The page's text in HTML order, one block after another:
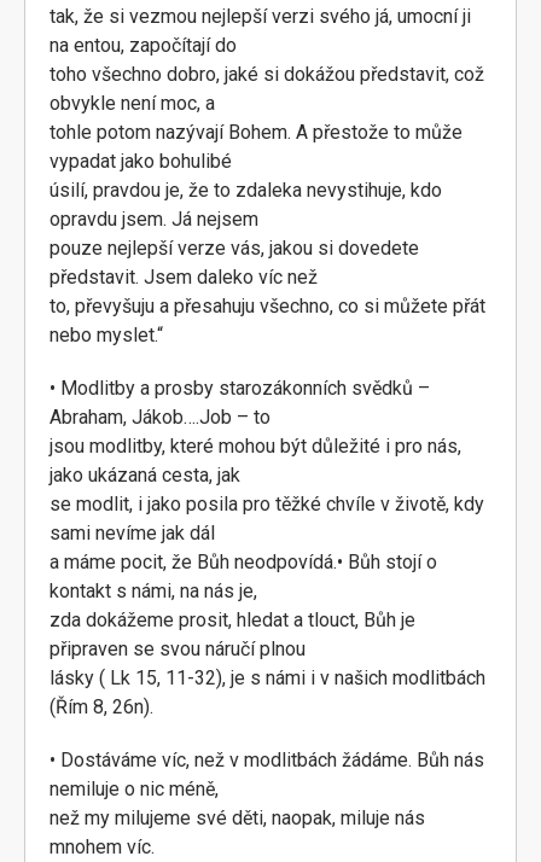
tak, že si vezmou nejlepší verzi svého já, umocní ji
na entou, započítají do
toho všechno dobro, jaké si dokážou představit, což
obvykle není moc, a
tohle potom nazývají Bohem. A přestože to může
vypadat jako bohulibé
úsilí, pravdou je, že to zdaleka nevystihuje, kdo
opravdu jsem. Já nejsem
pouze nejlepší verze vás, jakou si dovedete
představit. Jsem daleko víc než
to, převyšuju a přesahuju všechno, co si můžete přát
nebo myslet.“
• Modlitby a prosby starozákonních svědků –
Abraham, Jákob….Job – to
jsou modlitby, které mohou být důležité i pro nás,
jako ukázaná cesta, jak
se modlit, i jako posila pro těžké chvíle v životě, kdy
sami nevíme jak dál
a máme pocit, že Bůh neodpovídá.• Bůh stojí o
kontakt s námi, na nás je,
zda dokážeme prosit, hledat a tlouct, Bůh je
připraven se svou náručí plnou
lásky ( Lk 15, 11-32), je s námi i v našich modlitbách
(Řím 8, 26n).
• Dostáváme víc, než v modlitbách žádáme. Bůh nás
nemiluje o nic méně,
než my milujeme své děti, naopak, miluje nás
mnohem víc.